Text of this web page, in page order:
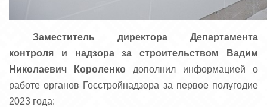
Заместитель директора Департамента
контроля и надзора за строительством
Вадим
Николаевич Короленко дополнил информацией о
работе органов Госстройнадзора за первое полугодие
2023 года: